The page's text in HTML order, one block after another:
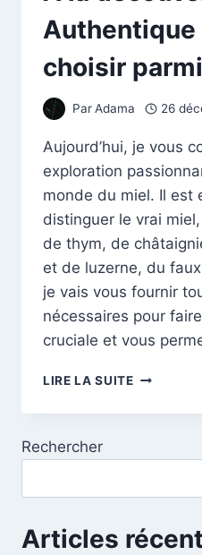
Authentique
choisir
ParAdama 26
Aujourd’hui, je vous
exploration
monde du miel. Il est
distinguer le vrai
de thym, de
et de luzerne, du
je vais vous fournir
nécessaires pour
cruciale et vous
LIRE LA SUITEÀ
CHOISIR
PARMI
Rechercher
Articles